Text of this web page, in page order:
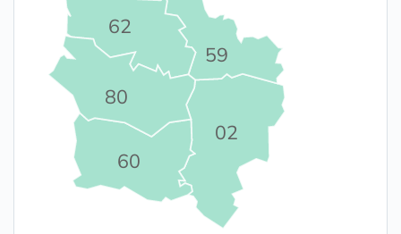
02
59
60
62
80